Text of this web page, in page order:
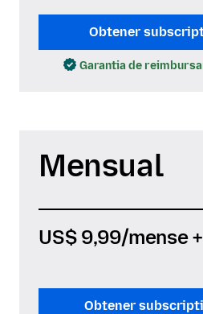
Obtener
Garantia de
Mensual
US$ 9,99/mense
Obtener